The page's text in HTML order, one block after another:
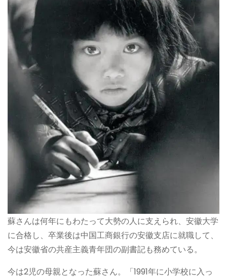
蘇さんは何年にもわたって大勢の人に支えられ、安徽大学
に合格し、卒業後は中国工商銀行の安徽支店に就職して、
今は安徽省の共産主義青年団の副書記も務めている。
今は2児の母親となった蘇さん。「1991年に小学校に入っ